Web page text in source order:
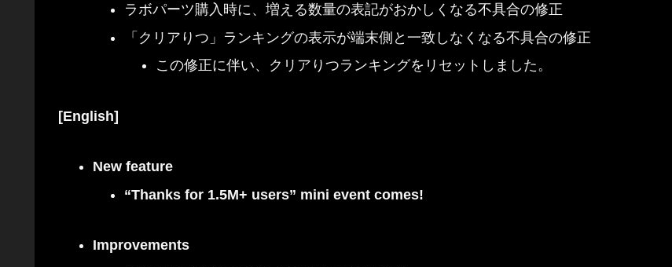
ラボパーツ購入時に、増える数量の表記がおかしくなる不具合の修正
「クリアりつ」ランキングの表示が端末側と一致しなくなる不具合の修正
この修正に伴い、クリアりつランキングをリセットしました。
[English]
New feature
“Thanks for 1.5M+ users” mini event comes!
Improvements